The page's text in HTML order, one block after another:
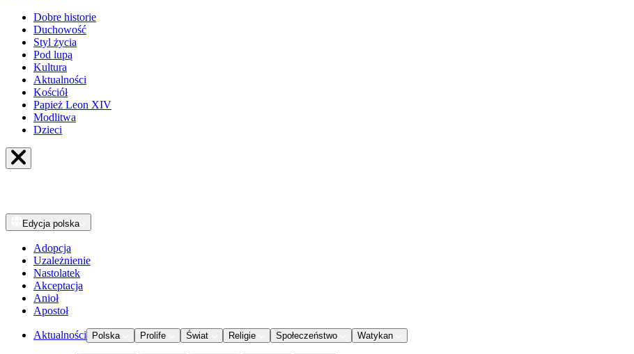
Dobre historie
Duchowość
Styl życia
Pod lupą
Kultura
Aktualności
Kościół
Papież Leon XIV
Modlitwa
Dzieci
Edycja polska
Adopcja
Uzależnienie
Nastolatek
Akceptacja
Anioł
Apostoł
Aktualności Polska Prolife Świat Religie Społeczeństwo Watykan